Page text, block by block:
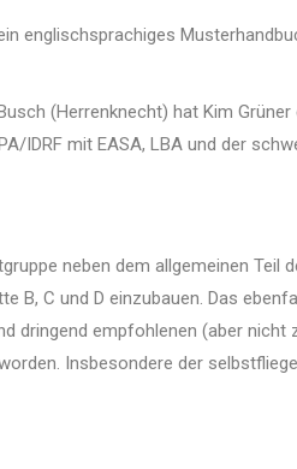
englischsprachiges
(Herrenknecht) hat Kim
IDRF mit EASA, LBA und der
neben dem allgemeinen Teil
C und D einzubauen. Das
dringend empfohlenen (aber nicht
Insbesondere der